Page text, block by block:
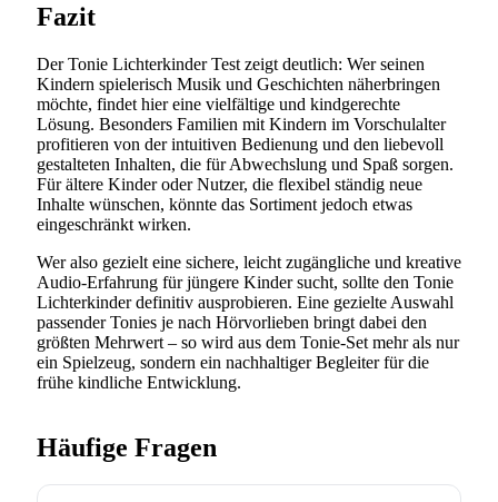
Fazit
Der Tonie Lichterkinder Test zeigt deutlich: Wer seinen
Kindern spielerisch Musik und Geschichten näherbringen
möchte, findet hier eine vielfältige und kindgerechte
Lösung. Besonders Familien mit Kindern im Vorschulalter
profitieren von der intuitiven Bedienung und den liebevoll
gestalteten Inhalten, die für Abwechslung und Spaß sorgen.
Für ältere Kinder oder Nutzer, die flexibel ständig neue
Inhalte wünschen, könnte das Sortiment jedoch etwas
eingeschränkt wirken.
Wer also gezielt eine sichere, leicht zugängliche und kreative
Audio-Erfahrung für jüngere Kinder sucht, sollte den Tonie
Lichterkinder definitiv ausprobieren. Eine gezielte Auswahl
passender Tonies je nach Hörvorlieben bringt dabei den
größten Mehrwert – so wird aus dem Tonie-Set mehr als nur
ein Spielzeug, sondern ein nachhaltiger Begleiter für die
frühe kindliche Entwicklung.
Häufige Fragen